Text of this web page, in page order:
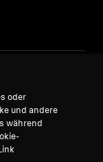
bei Sonova
Pressekontakte
oder
und andere
während